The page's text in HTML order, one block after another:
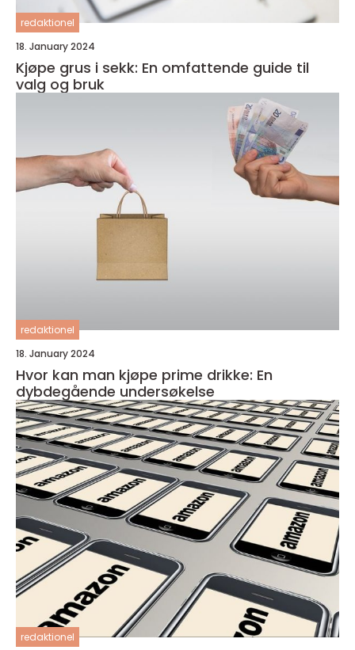
redaktionel
18. January 2024
Kjøpe grus i sekk: En omfattende guide til
valg og bruk
redaktionel
18. January 2024
Hvor kan man kjøpe prime drikke: En
dybdegående undersøkelse
redaktionel